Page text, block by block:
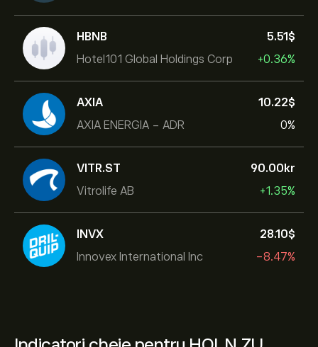
HBNB
Hotel101 Global Holdings Corp
5.51‎$‎
+0.36%
AXIA
AXIA ENERGIA - ADR
10.22‎$‎
0%
VITR.ST
Vitrolife AB
90.00‎kr‎
+1.35%
INVX
Innovex International Inc
28.10‎$‎
-8.47%